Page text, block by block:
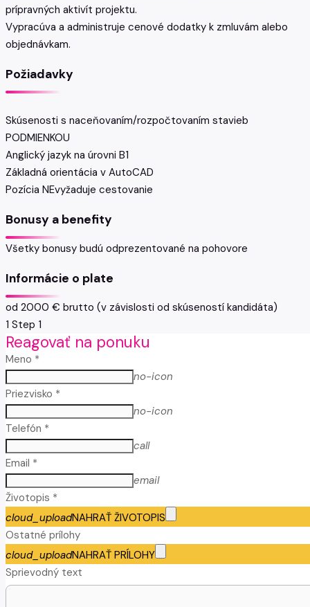
prípravných aktivít projektu.
Vypracúva a administruje cenové dodatky k zmluvám alebo
objednávkam.
Požiadavky
Skúsenosti s naceňovaním/rozpočtovaním stavieb
PODMIENKOU
Anglický jazyk na úrovni B1
Základná orientácia v AutoCAD
Pozícia NEvyžaduje cestovanie
Bonusy a benefity
Všetky bonusy budú odprezentované na pohovore
Informácie o plate
od 2000 € brutto (v závislosti od skúseností kandidáta)
1 Step 1
Reagovať na ponuku
Meno *
no-icon
Priezvisko *
no-icon
Telefón *
call
Email *
email
Životopis *
cloud_uploadNAHRAŤ ŽIVOTOPIS
Ostatné prílohy
cloud_uploadNAHRAŤ PRÍLOHY
Sprievodný text